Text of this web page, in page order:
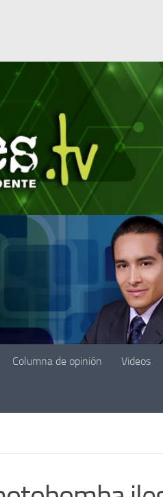
Columna de opinión Videos